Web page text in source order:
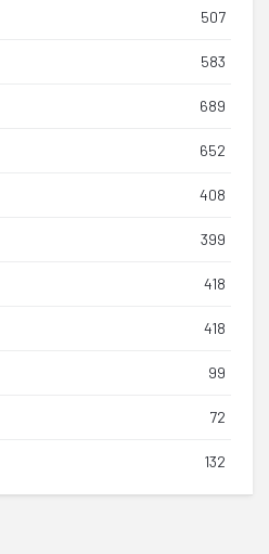
507
583
689
652
408
399
418
418
99
72
132